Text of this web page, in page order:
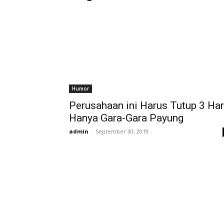
Humor
Perusahaan ini Harus Tutup 3
Hanya Gara-Gara Payung
admin - September 30, 2019